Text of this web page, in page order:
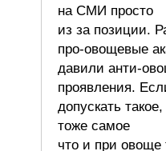
на СМИ просто
из за позиции.
про-овощевые
давили анти-
проявления.
допускать
тоже самое
что и при овоще